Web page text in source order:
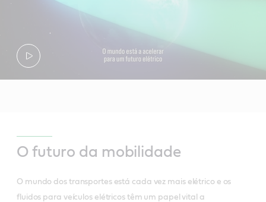
O futuro da mobilidade
O mundo dos transportes está cada vez mais elétrico e os
fluidos para veículos elétricos têm um papel vital a